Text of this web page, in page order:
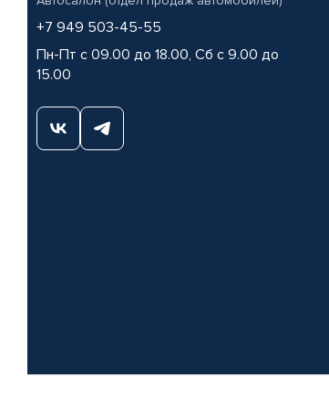
+7 949 503-45-55
Пн-Пт с 09.00 до 18.00, Сб с 9.00 до
15.00